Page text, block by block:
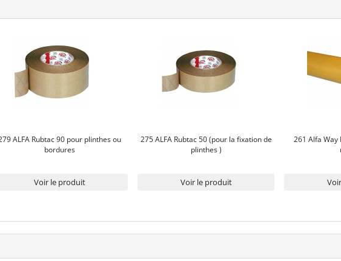
ALFA Rubtac 90 pour plinthes ou
bordures
Voir le produit
275 ALFA Rubtac 50 (pour la fixation de
plinthes )
Voir le produit
261 Alfa Way